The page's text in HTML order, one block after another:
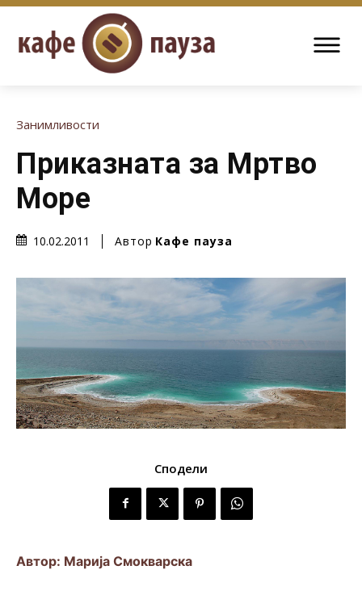
Занимливости
Приказната за Мртво
Море
10.02.2011 Автор Кафе пауза
Сподели
Автор: Марија Смокварска